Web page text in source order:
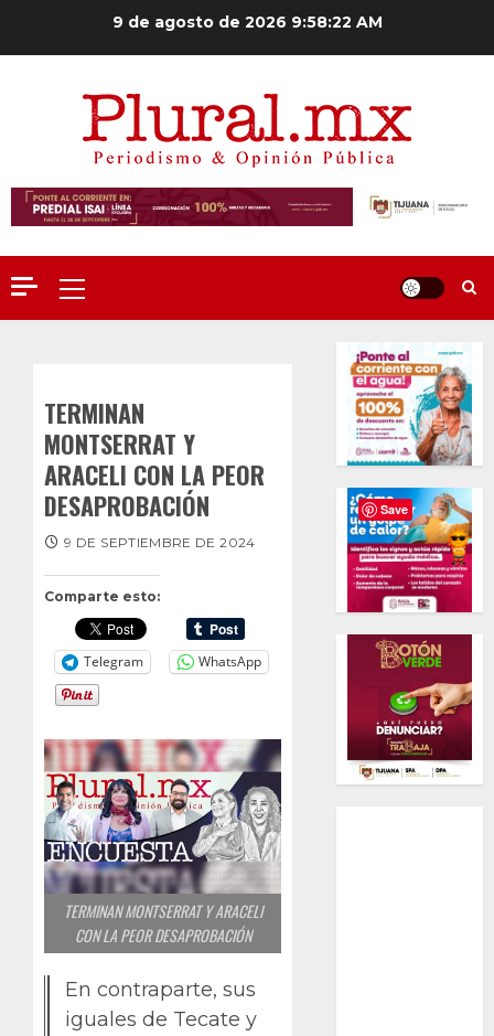
9 de agosto de 2026 9:58:23 AM
Menú
principal
TERMINAN
MONTSERRAT Y
ARACELI CON LA PEOR
DESAPROBACIÓN
Comparte esto:
Telegram WhatsApp
9 DE SEPTIEMBRE DE 2024
TERMINAN MONTSERRAT Y ARACELI
CON LA PEOR DESAPROBACIÓN
En contraparte, sus
iguales de Tecate y
Save